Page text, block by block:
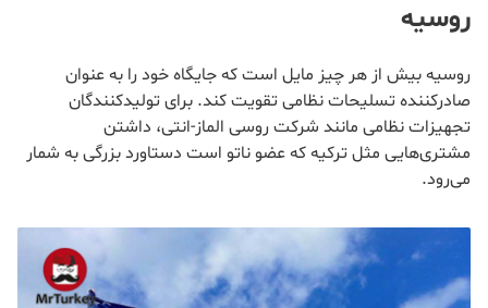
روسیه
روسیه بیش از هر چیز مایل است که جایگاه خود را به عنوان
صادرکننده تسلیحات نظامی تقویت کند. برای تولیدکنندگان
تجهیزات نظامی مانند شرکت روسی الماز-انتی، داشتن
مشتری‌هایی مثل ترکیه که عضو ناتو است دستاورد بزرگی به شمار
می‌رود.